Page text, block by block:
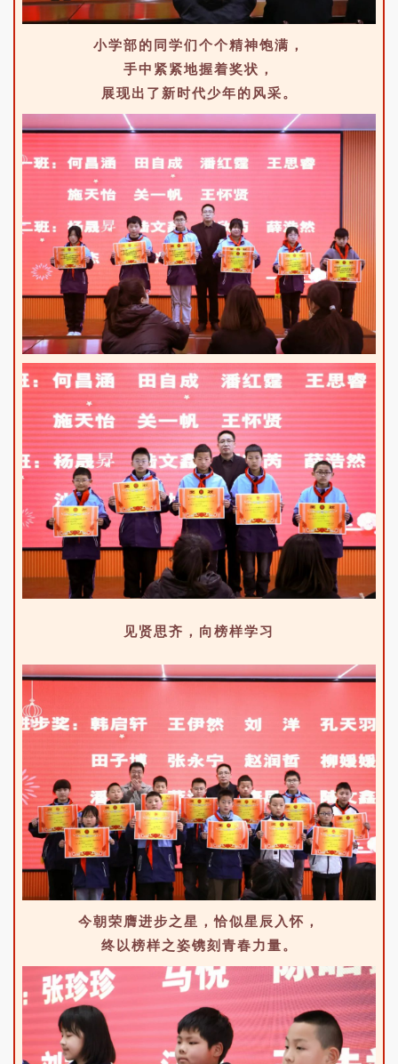
小学部的同学们个个精神饱满，
手中紧紧地握着奖状，
展现出了新时代少年的风采。
见贤思齐，向榜样学习
今朝荣膺进步之星，恰似星辰入怀，
终以榜样之姿镌刻青春力量。